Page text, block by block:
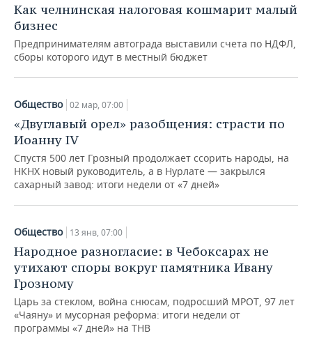
Как челнинская налоговая кошмарит малый
бизнес
Предпринимателям автограда выставили счета по НДФЛ,
сборы которого идут в местный бюджет
Общество 02 мар, 07:00
«Двуглавый орел» разобщения: страсти по
Иоанну IV
Спустя 500 лет Грозный продолжает ссорить народы, на
НКНХ новый руководитель, а в Нурлате — закрылся
сахарный завод: итоги недели от «7 дней»
Общество 13 янв, 07:00
Народное разногласие: в Чебоксарах не
утихают споры вокруг памятника Ивану
Грозному
Царь за стеклом, война снюсам, подросший МРОТ, 97 лет
«Чаяну» и мусорная реформа: итоги недели от
программы «7 дней» на ТНВ